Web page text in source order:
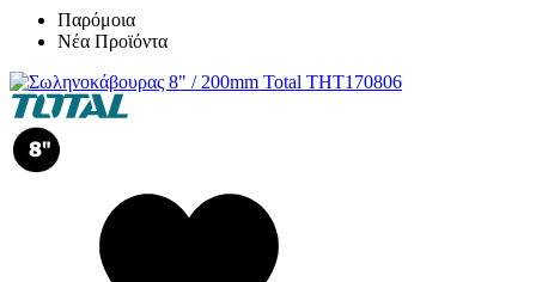
Παρόμοια
Νέα Προϊόντα